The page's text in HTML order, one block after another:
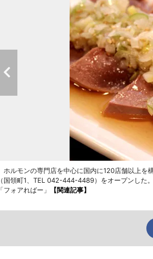
ホルモンの専門店を中心に国内に120店舗以上
（国領町1、TEL 042-444-4489）をオープンした
「フォアればー」
【関連記事】